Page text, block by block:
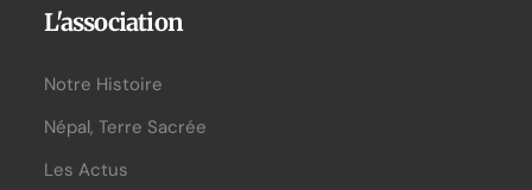
L'association
Notre Histoire
Népal, Terre Sacrée
Les Actus